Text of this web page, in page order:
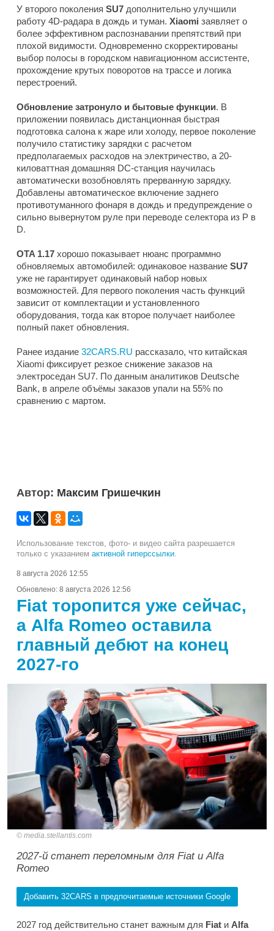
У второго поколения SU7 дополнительно улучшили
работу 4D-радара в дождь и туман. Xiaomi заявляет о
более эффективном распознавании препятствий при
плохой видимости. Одновременно скорректированы
выбор полосы в городском навигационном ассистенте,
прохождение крутых поворотов на трассе и логика
перестроений.
Обновление затронуло и бытовые функции. В
приложении появилась дистанционная быстрая
подготовка салона к жаре или холоду, первое поколение
получило статистику зарядки с расчетом
предполагаемых расходов на электричество, а 20-
киловаттная домашняя DC-станция научилась
автоматически возобновлять прерванную зарядку.
Добавлены автоматическое включение заднего
противотуманного фонаря в дождь и предупреждение о
сильно вывернутом руле при переводе селектора из P в
D.
OTA 1.17 хорошо показывает нюанс программно
обновляемых автомобилей: одинаковое название SU7
уже не гарантирует одинаковый набор новых
возможностей. Для первого поколения часть функций
зависит от комплектации и установленного
оборудования, тогда как второе получает наиболее
полный пакет обновления.
Ранее издание 32CARS.RU рассказало, что китайская
Xiaomi фиксирует резкое снижение заказов на
электроседан SU7. По данным аналитиков Deutsche
Bank, в апреле объёмы заказов упали на 55% по
сравнению с мартом.
Автор: Максим Гришечкин
Использование текстов, фото- и видео сайта разрешается
только с указанием активной гиперссылки
8 августа 2026 12:55
Обновлено: 8 августа 2026 12:56
Fiat торопится уже сейчас,
а Alfa Romeo оставила
главный дебют на конец
2027-го
media.stellantis.com
2027-й станет переломным для Fiat и Alfa
Romeo
Добавить 32CARS в предпочитаемые источники Google
2027 год действительно станет важным для Fiat и Alfa